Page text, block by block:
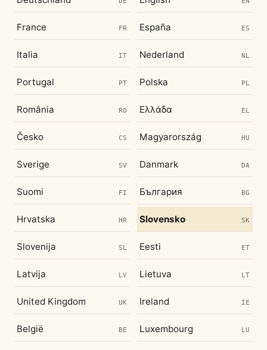
France FR España ES
Italia IT Nederland NL
Portugal PT Polska PL
România RO Ελλάδα EL
Česko CS Magyarország HU
Sverige SV Danmark DA
Suomi FI България BG
Hrvatska HR Slovensko SK
Slovenija SL Eesti ET
Latvija LV Lietuva LT
United Kingdom UK Ireland IE
België BE Luxembourg LU